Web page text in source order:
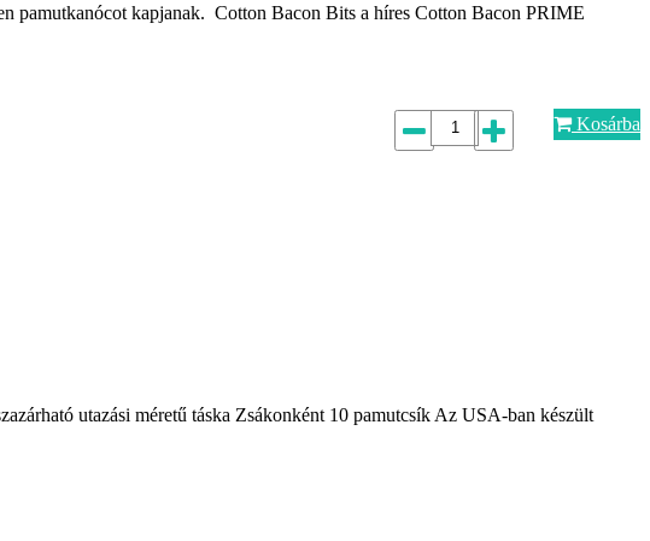
pamutkanócot kapjanak. Cotton Bacon Bits a híres Cotton Bacon PRIME
Kosárba
utazási méretű táska Zsákonként 10 pamutcsík Az USA-ban készült